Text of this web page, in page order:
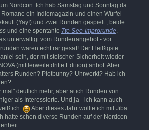
Nordcon: Ich hab Samstag und Sonntag da
ein Indiemagazin und einen Würfel
(Yay!) und zwei Runden gespielt , beide
und eine spontante 7te See-Improrunde.
unterwältigt vom Rundenangebot - vor
waren echt rar gesät! Der Fleißigste
sein, der mit stoischer Sicherheit wieder
(mittlerweile dritte Edition) anbot. Aber
Runden? Plotbunny? Uhrwerkt? Hab ich
mal" deutlich mehr, aber auch Runden von
als Interessierte. Und ja - ich kann auch
ich
Aber dieses Jahr wollte ich mit Jiba
hatte schon diverse Runden auf der Nordcon